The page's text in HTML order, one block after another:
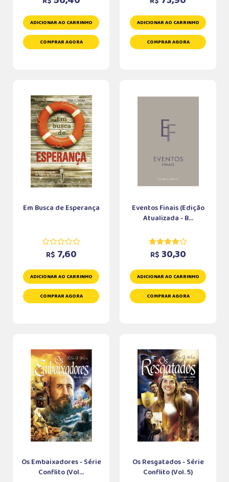
ADICIONAR AO CARRINHO
COMPRAR AGORA
ADICIONAR AO CARRINHO
COMPRAR AGORA
Em Busca de Esperança
R$ 7,60
ADICIONAR AO CARRINHO
COMPRAR AGORA
Eventos Finais (Edição
Atualizada - B...
R$ 30,30
ADICIONAR AO CARRINHO
COMPRAR AGORA
Os Embaixadores - Série
Conflito (Vol...
Os Resgatados - Série
Conflito (Vol. 5)